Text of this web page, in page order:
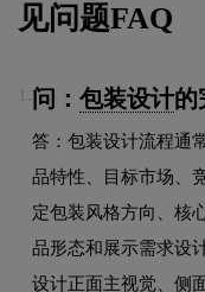
见问题FAQ
问： 包装设计的
答：包装设计流程
品特性、目标市场
定包装风格方向、
品形态和展示需求
设计正面主视觉、侧